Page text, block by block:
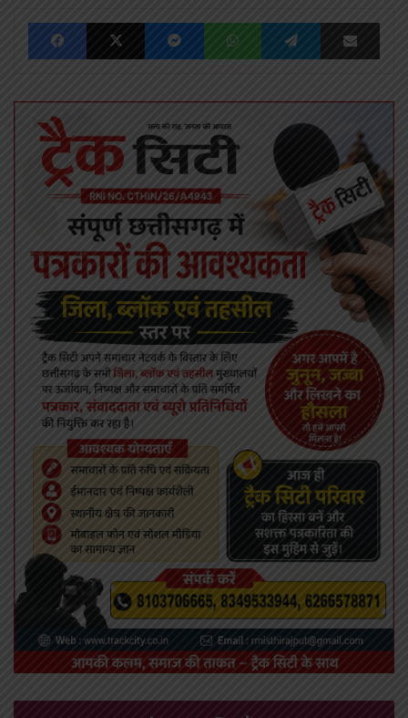
FacebookX MessengerWhatsAppTelegram Share via Email